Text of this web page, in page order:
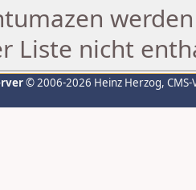
Liste nicht
© 2006-2026 Heinz Herzog,